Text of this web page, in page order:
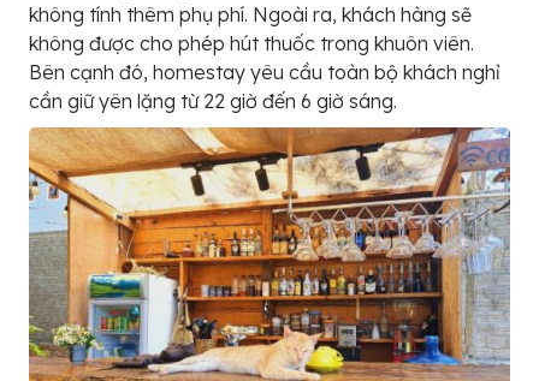
không tính thêm phụ phí. Ngoài ra, khách hàng sẽ
không được cho phép hút thuốc trong khuôn viên.
Bên cạnh đó, homestay yêu cầu toàn bộ khách nghỉ
cần giữ yên lặng từ 22 giờ đến 6 giờ sáng.